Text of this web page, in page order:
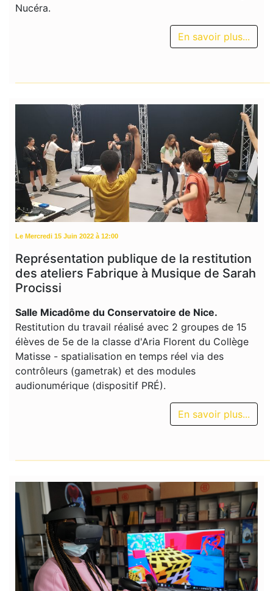
Nucéra.
En savoir plus...
Le Mercredi 15 Juin 2022 à 12:00
Représentation publique de la restitution
des ateliers Fabrique à Musique de Sarah
Procissi
Salle Micadôme du Conservatoire de Nice.
Restitution du travail réalisé avec 2 groupes de 15
élèves de 5e de la classe d'Aria Florent du Collège
Matisse - spatialisation en temps réel via des
contrôleurs (gametrak) et des modules
audionumérique (dispositif PRÉ).
En savoir plus...